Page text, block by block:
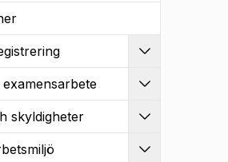
skyldigheter